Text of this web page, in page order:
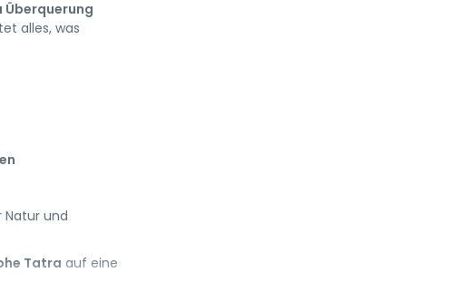
Überquerung
alles, was
Natur und
Tatra auf eine